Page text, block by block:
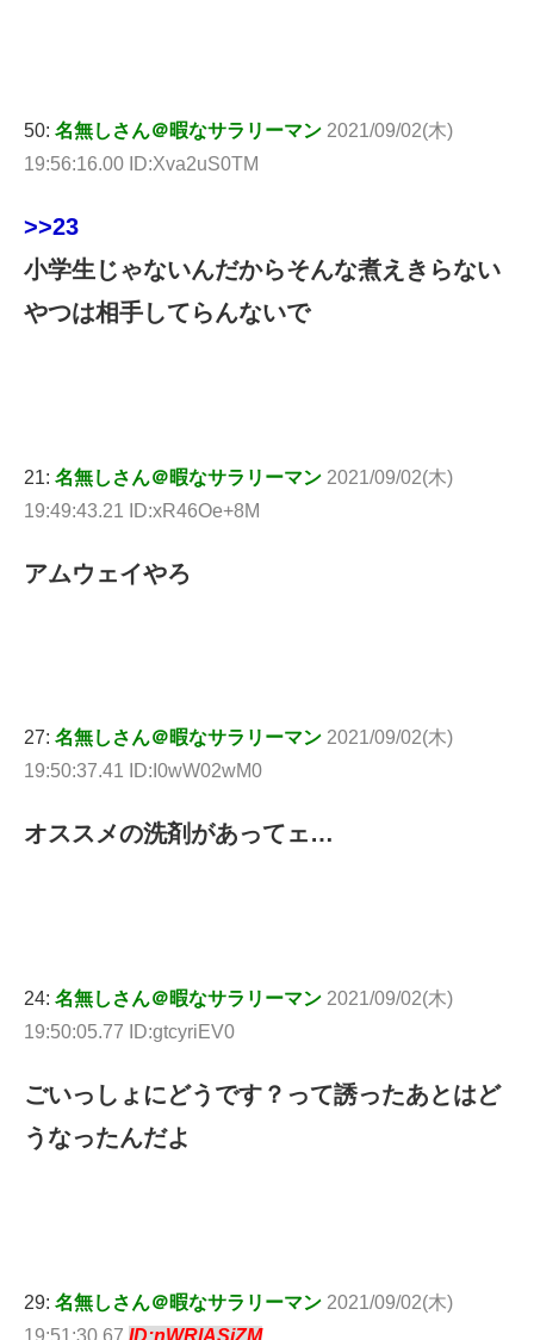
50: 名無しさん＠暇なサラリーマン 2021/09/02(木)
19:56:16.00 ID:Xva2uS0TM
>>23
小学生じゃないんだからそんな煮えきらない
やつは相手してらんないで
21: 名無しさん＠暇なサラリーマン 2021/09/02(木)
19:49:43.21 ID:xR46Oe+8M
アムウェイやろ
27: 名無しさん＠暇なサラリーマン 2021/09/02(木)
19:50:37.41 ID:I0wW02wM0
オススメの洗剤があってェ…
24: 名無しさん＠暇なサラリーマン 2021/09/02(木)
19:50:05.77 ID:gtcyriEV0
ごいっしょにどうです？って誘ったあとはど
うなったんだよ
29: 名無しさん＠暇なサラリーマン 2021/09/02(木)
19:51:30.67 ID:nWRlASjZM